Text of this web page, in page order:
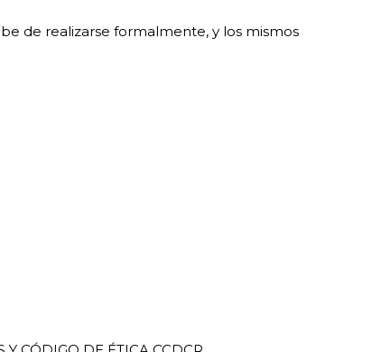
de realizarse formalmente, y los mismos